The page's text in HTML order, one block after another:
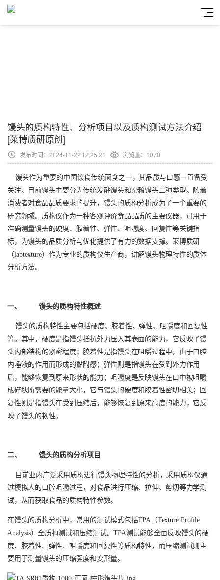
馒头的质构特性、分析项目以及质构测试方法介绍
[莱博质研原创]
发布时间：2024-11-22 12:25:21 浏览量：1070
馒头作为重要的中国饮食传统面食之一，其品质与口感一直备受
关注。目前馒头主要分为传统发酵馒头和杂粮馒头二种类型。随着
消费者对食品品质要求的提升，馒头的质构分析成为了一个重要的
研究领域。质构仪作为一种客观评价食品品质的主要仪器，可用于
准确测量馒头的硬度、胶着性、弹性、咀嚼度、回复性等关键指
标，为馒头的品质分析与优化提供了有力的数据支撑。莱博质研
（labtexture）作为专业的质构仪生产商，讲解馒头物理特性的质体
分析方法。
一、 馒头的质构特性概述
馒头的质构特性主要包括硬度、胶着性、弹性、咀嚼度和回复性
等。其中，硬度是指馒头抵抗外力压入其表面的能力，它反映了馒
头内部结构的紧密程度；胶着性是指馒头在咀嚼过程中，由于口腔
内唾液的作用而形成的黏附感；弹性则是指馒头在受到外力作用
后，能够恢复到原来形状的能力；咀嚼度是反映馒头在口中被咀嚼
成碎块所需要的能量大小，它与馒头的硬度和胶着性密切相关；回
复性则是指馒头在受到压缩后，能够恢复到原来高度的能力，它反
映了馒头的韧性。
二、 馒头的质构分析项目
目前业内广泛采用质构进行馒头物理特性的分析，采用质构仪通
过模拟人的口腔咀嚼过程，对食品进行压缩、拉伸、剪切等力学测
试，从而获取食品的质构特性参数。
在馒头的质构分析中，常用的测试模式包括TPA（Texture Profile
Analysis）全质构测试和压缩测试。TPA测试能够全面反映馒头的硬
度、胶着性、弹性、咀嚼度和回复性等质构特性，而压缩测试则主
要用于测量馒头的压缩强度和变形量。